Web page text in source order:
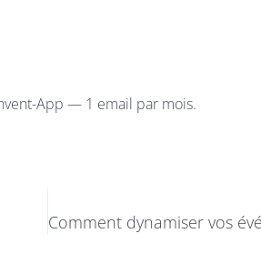
App — 1 email par mois.